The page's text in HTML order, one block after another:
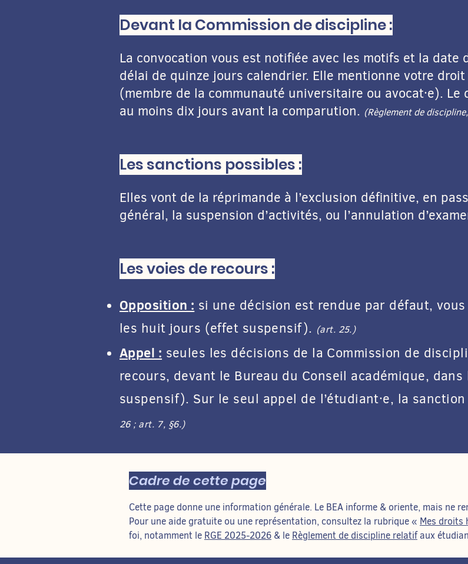
Devant la Commission de discipline :
La convocation vous est notifiée avec les motifs et la
délai de quinze jours calendrier. Elle mentionne votre droit
(membre de la communauté universitaire ou avocat·e).
au moins dix jours avant la comparution. (Règlement de
Les sanctions possibles :
Elles vont de la réprimande à l’exclusion définitive, en
général, la suspension d’activités, ou l’annulation
Les voies de recours :
Opposition : si une décision est rendue par défaut,
les huit jours (effet suspensif). (art. 25.)
Appel : seules les décisions de la Commission de
recours, devant le Bureau du Conseil académique,
suspensif). Sur le seul appel de l’étudiant·e, la
26 ; art. 7, §6.)
Cadre de cette page
Cette page donne une information générale. Le BEA informe & oriente, mais ne
Pour une aide gratuite ou une représentation, consultez la rubrique « Mes droits
foi, notamment le RGE 2025-2026 & le Règlement de discipline relatifaux